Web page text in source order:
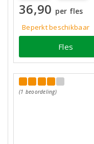
36,90 per fles
Beperkt beschikbaar
Fles
(1 beoordeling)